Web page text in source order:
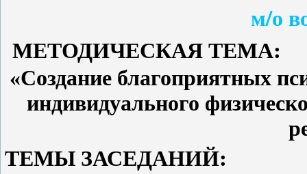
м/о
МЕТОДИЧЕСКАЯ ТЕМА:
«Создание благоприятных
индивидуального
ТЕМЫ ЗАСЕДАНИЙ: